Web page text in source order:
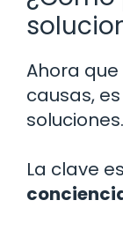
Ahora
causas,
soluciones.
La clave